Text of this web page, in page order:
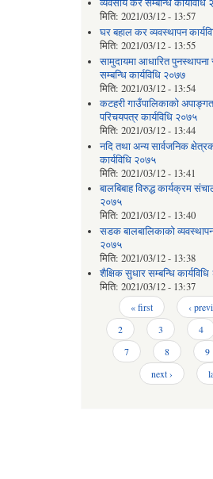
व्यवसाय कर सम्बन्धि कार्यविधि
मिति: 2021/03/12 - 13:57
घर बहाल कर व्यवस्थापन
मिति: 2021/03/12 - 13:55
सामुदायमा आधारित
सम्बन्धि कार्यविधि २०७७
मिति: 2021/03/12 - 13:54
कटहरी गाउँपालिकाको
परिचयपत्र कार्यविधि २०७५
मिति: 2021/03/12 - 13:44
नदि तथा अन्य सार्वजनिक
कार्यविधि २०७५
मिति: 2021/03/12 - 13:41
बालबिबाह विरुद्ध कार्यक्रम
२०७५
मिति: 2021/03/12 - 13:40
सडक बालबालिकाको व्यवस्थापन
२०७५
मिति: 2021/03/12 - 13:38
शैक्षिक सुधार सम्बन्धि
मिति: 2021/03/12 - 13:37
Pages « first ‹
2
3 4
7 8 9
next ›